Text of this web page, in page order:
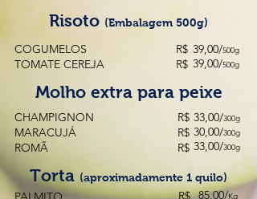
Risoto (Embalagem 500g)
COGUMELOS
TOMATE CEREJA
R$
R$
39,00/500g
39,00/500g
Molho extra para peixe
CHAMPIGNON
MARACUJÁ
ROMÃ
R$
R$
R$
33,00/300g
30,00/300g
33,00/300g
Torta (aproximadamente 1 quilo)
R$ 85,00/Kg